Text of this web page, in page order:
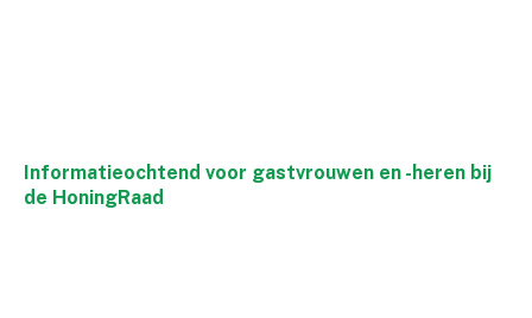
Informatieochtend voor gastvrouwen en -heren bij
de HoningRaad